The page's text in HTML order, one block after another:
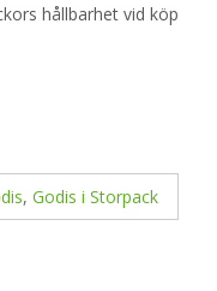
hållbarhet vid köp
, Godis i Storpack